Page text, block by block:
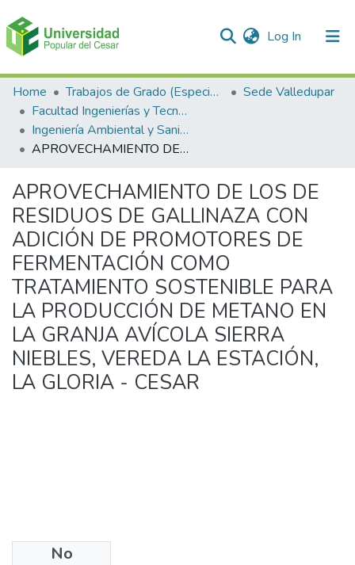
Log In (current)
Communities & Collections
All of DSpace
Statistics
Home Trabajos de Grado (Especializaciones y Pregrados)
Sede Valledupar
Facultad Ingenierías y Tecnologías
Ingeniería Ambiental y Sanitaria.
APROVECHAMIENTO DE LOS DE RESIDUOS DE GALLINAZA CON ADICIÓN DE PROMOTORES DE FERMENTACIÓN COMO TRATAMIENTO SOSTENIBLE PARA LA PRODUCCIÓN DE METANO EN LA GRANJA AVÍCOLA SIERRA NIEBLES, VEREDA LA ESTACIÓN, LA GLORIA - CESAR
APROVECHAMIENTO DE LOS DE
RESIDUOS DE GALLINAZA CON
ADICIÓN DE PROMOTORES DE
FERMENTACIÓN COMO
TRATAMIENTO SOSTENIBLE PARA
LA PRODUCCIÓN DE METANO EN
LA GRANJA AVÍCOLA SIERRA
NIEBLES, VEREDA LA ESTACIÓN,
LA GLORIA - CESAR
No